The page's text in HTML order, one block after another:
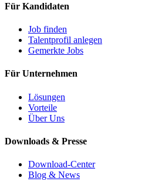
Für Kandidaten
Job finden
Talentprofil anlegen
Gemerkte Jobs
Für Unternehmen
Lösungen
Vorteile
Über Uns
Downloads & Presse
Download-Center
Blog & News